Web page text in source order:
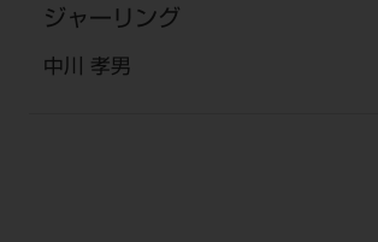
ジャーリング
中川 孝男